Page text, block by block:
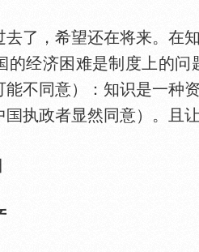
，希望还在将来。在知
的经济困难是制度上的问
能不同意）：知识是一种
执政者显然同意）。且